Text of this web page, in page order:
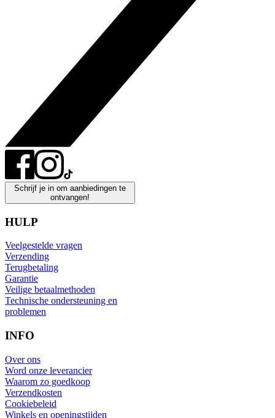
Schrijf je in om aanbiedingen te
ontvangen!
HULP
Veelgestelde vragen
Verzending
Terugbetaling
Garantie
Veilige betaalmethoden
Technische ondersteuning en
problemen
INFO
Over ons
Word onze leverancier
Waarom zo goedkoop
Verzendkosten
Cookiebeleid
Winkels en openingstijden